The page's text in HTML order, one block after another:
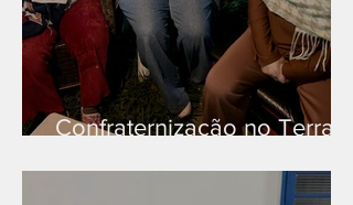
Confraternização no Terra